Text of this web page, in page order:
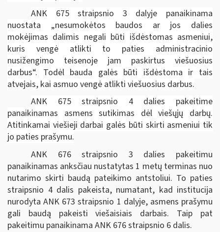
ANK 675 straipsnio 3 dalyje panaikinama
nuostata „nesumokėtos baudos ar jos dalies
mokėjimas dalimis negali būti išdėstomas asmeniui,
kuris vengė atlikti to paties administracinio
nusižengimo teisenoje jam paskirtus viešuosius
darbus“. Todėl bauda galės būti išdėstoma ir tais
atvejais, kai asmuo vengė atlikti viešuosius darbus.
ANK 675 straipsnio 4 dalies pakeitime
panaikinamas asmens sutikimas dėl viešųjų darbų.
Atitinkamai viešieji darbai galės būti skirti asmeniui tik
jo paties prašymu.
ANK 676 straipsnio 3 dalies pakeitimu
panaikinamas anksčiau nustatytas 1 metų terminas nuo
nutarimo skirti baudą pateikimo antstoliui. To paties
straipsnio 4 dalis pakeista, numatant, kad institucija
nurodyta ANK 673 straipsnio 1 dalyje, asmens prašymu
gali baudą pakeisti viešaisiais darbais. Taip pat
pakeitimu panaikinama ANK 676 straipsnio 6 dalis.